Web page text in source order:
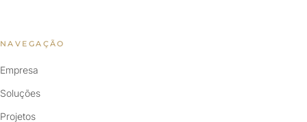
NAVEGAÇÃO
Empresa
Soluções
Projetos